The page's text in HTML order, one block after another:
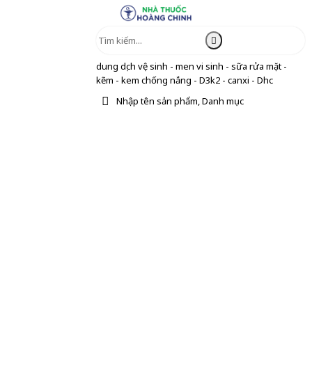
dung dịch vệ sinh - men vi sinh - sữa rửa mặt -
kẽm - kem chống nắng - D3k2 - canxi - Dhc
Nhập tên sản phẩm, Danh mục